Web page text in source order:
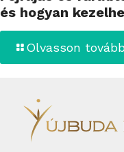
és hogyan
Olvasson